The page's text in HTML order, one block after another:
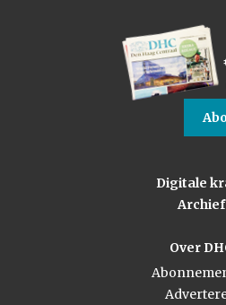
Digitale
Archief
Over